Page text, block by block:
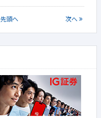
先頭へ 次へ